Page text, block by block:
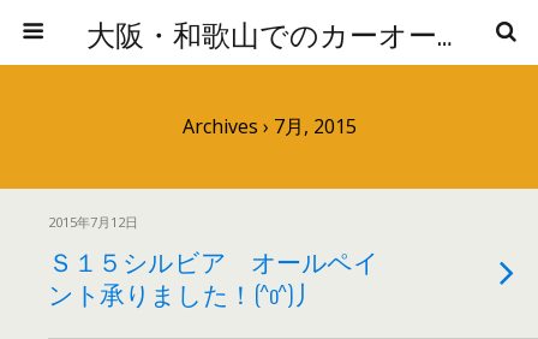
大阪・和歌山でのカーオーディオの取り付けならNEOSTYLES（ネオスタイルズ）へ
Archives › 7月, 2015
2015年7月12日
Ｓ１５シルビア オールペイ
ント承りました！(^o^)丿